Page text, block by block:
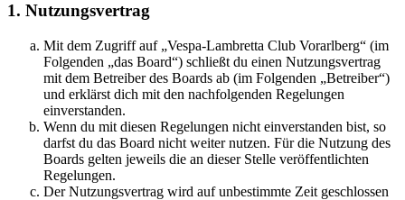
1. Nutzungsvertrag
Mit dem Zugriff auf „Vespa-Lambretta Club Vorarlberg“ (im
Folgenden „das Board“) schließt du einen Nutzungsvertrag
mit dem Betreiber des Boards ab (im Folgenden „Betreiber“)
und erklärst dich mit den nachfolgenden Regelungen
einverstanden.
Wenn du mit diesen Regelungen nicht einverstanden bist, so
darfst du das Board nicht weiter nutzen. Für die Nutzung des
Boards gelten jeweils die an dieser Stelle veröffentlichten
Regelungen.
Der Nutzungsvertrag wird auf unbestimmte Zeit geschlossen